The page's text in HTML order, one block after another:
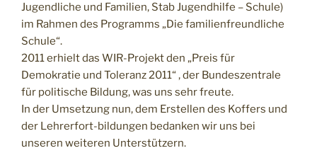
Jugendliche und Familien, Stab Jugendhilfe – Schule)
im Rahmen des Programms „Die familienfreundliche
Schule“.
2011 erhielt das WIR-Projekt den „Preis für
Demokratie und Toleranz 2011“ , der Bundeszentrale
für politische Bildung, was uns sehr freute.
In der Umsetzung nun, dem Erstellen des Koffers und
der Lehrerfort-bildungen bedanken wir uns bei
unseren weiteren Unterstützern.